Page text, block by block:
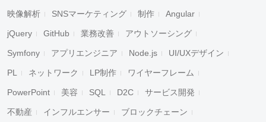
映像解析 SNSマーケティング 制作 Angular
jQuery GitHub 業務改善 アウトソーシング
Symfony アプリエンジニア Node.js UI/UXデザイン
PL ネットワーク LP制作 ワイヤーフレーム
PowerPoint 美容 SQL D2C サービス開発
不動産 インフルエンサー ブロックチェーン